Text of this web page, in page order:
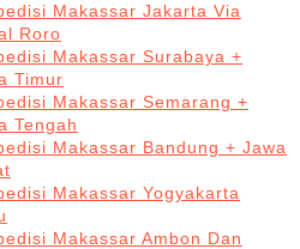
Makassar Jakarta Via
Roro
Makassar Surabaya +
Timur
Makassar Semarang +
Tengah
Makassar Bandung + Jawa
Makassar Yogyakarta
Makassar Ambon Dan